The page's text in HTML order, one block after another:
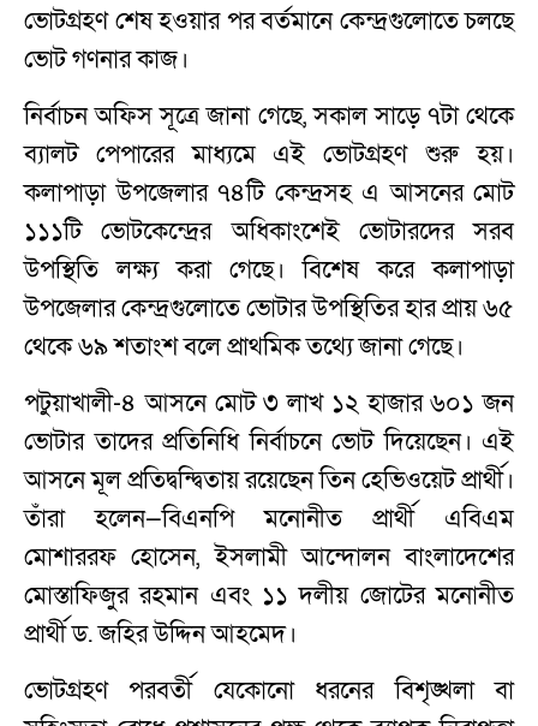
ভোটগ্রহণ শেষ হওয়ার পর বর্তমানে কেন্দ্রগুলোতে চলছে
ভোট গণনার কাজ।
নির্বাচন অফিস সূত্রে জানা গেছে, সকাল সাড়ে ৭টা থেকে
ব্যালট পেপারের মাধ্যমে এই ভোটগ্রহণ শুরু হয়।
কলাপাড়া উপজেলার ৭৪টি কেন্দ্রসহ এ আসনের মোট
১১১টি ভোটকেন্দ্রের অধিকাংশেই ভোটারদের সরব
উপস্থিতি লক্ষ্য করা গেছে। বিশেষ করে কলাপাড়া
উপজেলার কেন্দ্রগুলোতে ভোটার উপস্থিতির হার প্রায় ৬৫
থেকে ৬৯ শতাংশ বলে প্রাথমিক তথ্যে জানা গেছে।
পটুয়াখালী-৪ আসনে মোট ৩ লাখ ১২ হাজার ৬০১ জন
ভোটার তাদের প্রতিনিধি নির্বাচনে ভোট দিয়েছেন। এই
আসনে মূল প্রতিদ্বন্দ্বিতায় রয়েছেন তিন হেভিওয়েট প্রার্থী।
তাঁরা হলেন—বিএনপি মনোনীত প্রার্থী এবিএম
মোশাররফ হোসেন, ইসলামী আন্দোলন বাংলাদেশের
মোস্তাফিজুর রহমান এবং ১১ দলীয় জোটের মনোনীত
প্রার্থী ড. জহির উদ্দিন আহমেদ।
ভোটগ্রহণ পরবর্তী যেকোনো ধরনের বিশৃঙ্খলা বা